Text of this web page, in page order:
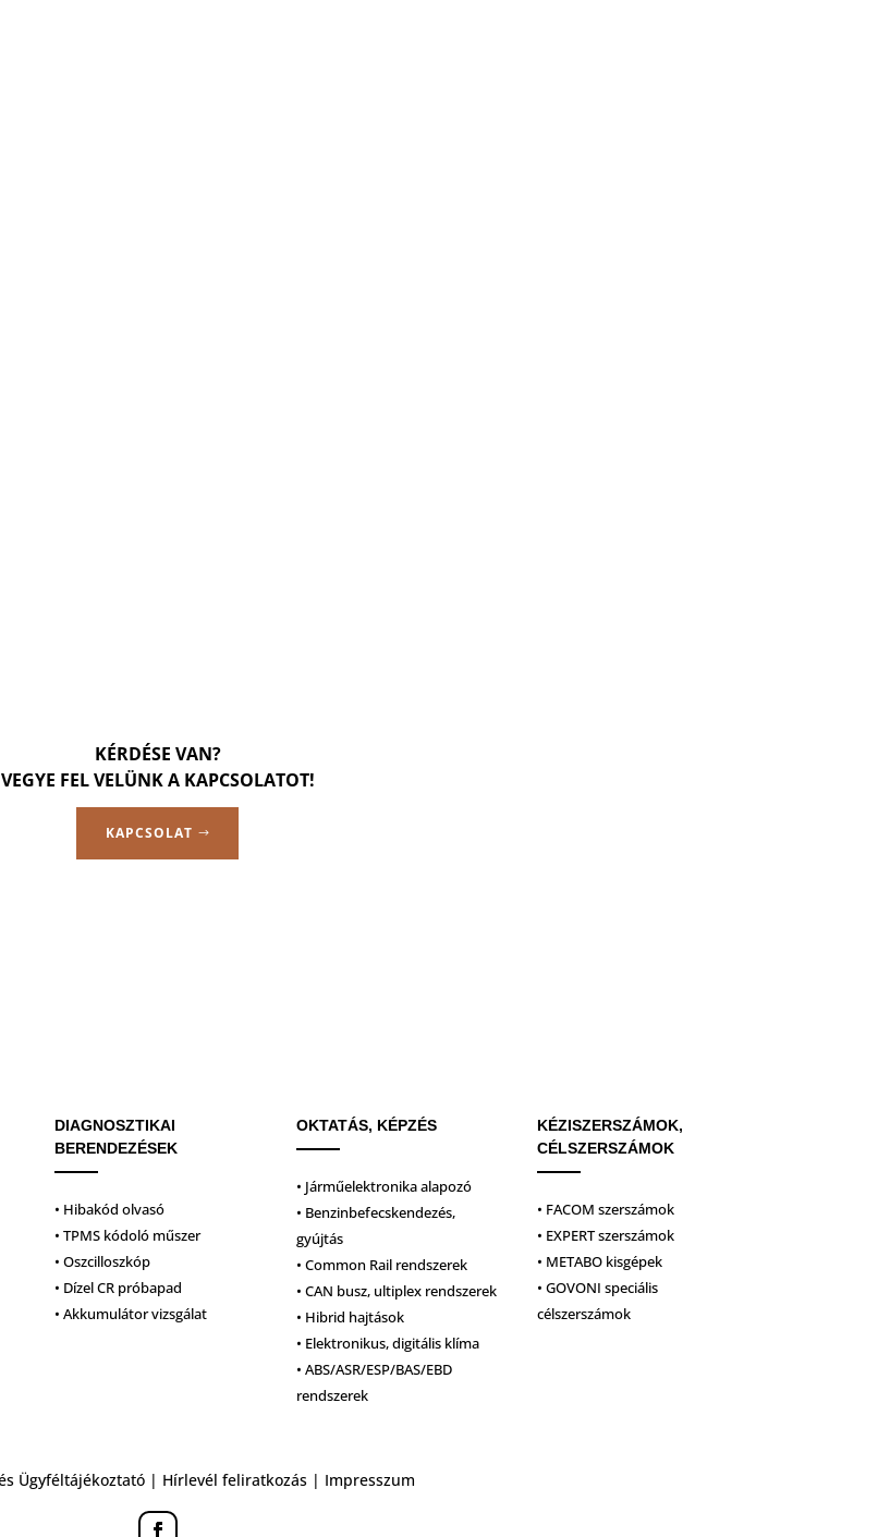
KÉRDÉSE VAN?
VEGYE FEL VELÜNK A KAPCSOLATOT!
KAPCSOLAT
DIAGNOSZTIKAI
BERENDEZÉSEK
• Hibakód olvasó
• TPMS kódoló műszer
• Oszcilloszkóp
• Dízel CR próbapad
• Akkumulátor vizsgálat
OKTATÁS, KÉPZÉS
• Járműelektronika alapozó
• Benzinbefecskendezés,
gyújtás
• Common Rail rendszerek
• CAN busz, ultiplex rendszerek
• Hibrid hajtások
• Elektronikus, digitális klíma
• ABS/ASR/ESP/BAS/EBD
rendszerek
KÉZISZERSZÁMOK,
CÉLSZERSZÁMOK
• FACOM szerszámok
• EXPERT szerszámok
• METABO kisgépek
• GOVONI speciális
célszerszámok
Ügyféltájékoztató | Hírlevél feliratkozás | Impresszum